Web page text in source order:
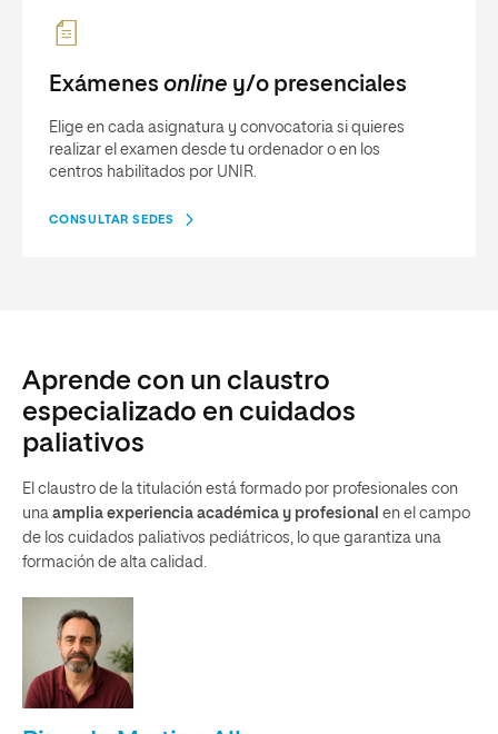
Exámenes online y/o presenciales
Elige en cada asignatura y convocatoria si quieres
realizar el examen desde tu ordenador o en los
centros habilitados por UNIR.
CONSULTAR SEDES
Aprende con un claustro
especializado en cuidados
paliativos
El claustro de la titulación está formado por profesionales con
una amplia experiencia académica y profesional en el campo
de los cuidados paliativos pediátricos, lo que garantiza una
formación de alta calidad.